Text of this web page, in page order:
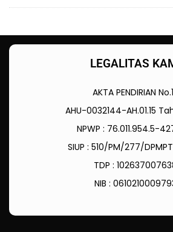
LEGALITAS
AKTA PENDIRIAN
AHU-0032144-AH.01.15
NPWP : 76.011.954.5-
SIUP : 510/PM/277/
TDP :
NIB :